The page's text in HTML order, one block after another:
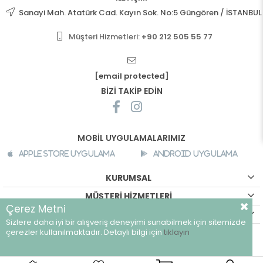
Sanayi Mah. Atatürk Cad. Kayın Sok. No:5 Güngören / İSTANBUL
Müşteri Hizmetleri: +90 212 505 55 77
[email protected]
BİZİ TAKİP EDİN
MOBİL UYGULAMALARIMIZ
Apple Store Uygulama Android Uygulama
KURUMSAL
MÜŞTERİ HİZMETLERİ
©breeze.com.tr - Tüm hakları saklıdır.
Çerez Metni
Sizlere daha iyi bir alışveriş deneyimi sunabilmek için sitemizde
çerezler kullanılmaktadır. Detaylı bilgi için tıklayın